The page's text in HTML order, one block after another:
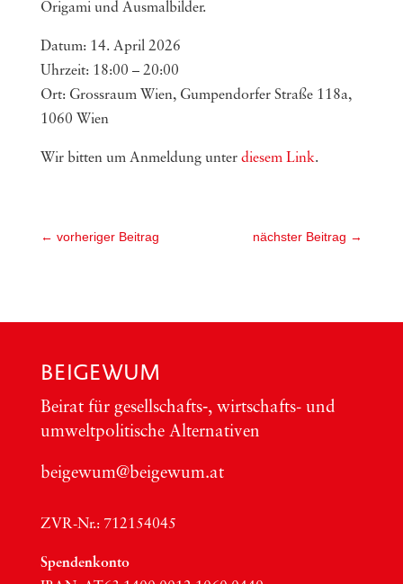
Origami und Ausmalbilder.
Datum: 14. April 2026
Uhrzeit: 18:00 – 20:00
Ort: Grossraum Wien, Gumpendorfer Straße 118a,
1060 Wien
Wir bitten um Anmeldung unter diesem Link.
← vorheriger Beitrag nächster Beitrag →
BEIGEWUM
Bei­rat für gesellschafts‑, wirt­schafts- und
umwelt­po­li­ti­sche Alter­na­ti­ven
beigewum@beigewum.at
ZVR-Nr.: 712154045
Spen­den­kon­to